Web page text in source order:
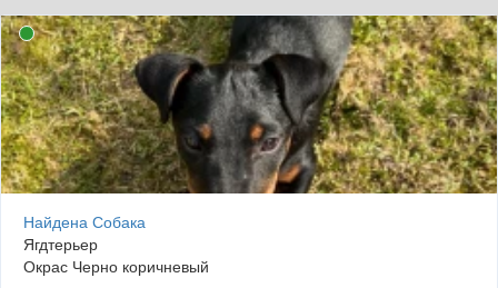
Найдена Собака
Ягдтерьер
Окрас Черно коричневый